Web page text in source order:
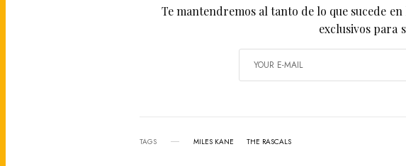
Te mantendremos al tanto de lo que sucede
exclusivos para
TAGS MILES KANE THE RASCALS